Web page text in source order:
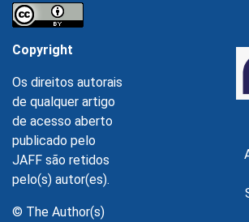
Copyright
Os direitos autorais
de qualquer artigo
de acesso aberto
publicado pelo
JAFF são retidos
pelo(s) autor(es).
© The Author(s)